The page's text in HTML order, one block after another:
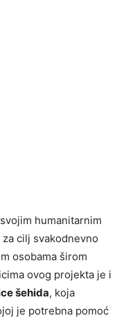
humanitarnim
za cilj svakodnevno
osobama širom
ovog projekta je i
šehida, koja
je potrebna pomoć